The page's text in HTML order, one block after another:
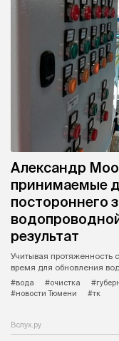
Александр
принимаемые
постороннего
результат
Учитывая протяженность
время для обновления
#вода
#очистка
#новости Тюмени
#тк
Вслух.ру